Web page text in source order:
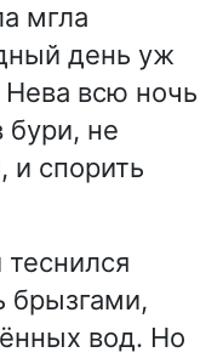
мгла
день уж
всю ночь
бури, не
и спорить
брызгами,
вод. Но